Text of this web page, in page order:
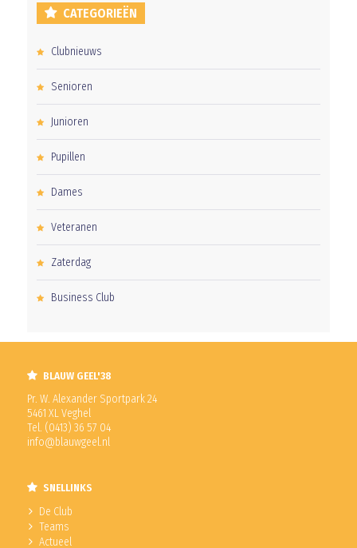
CATEGORIEËN
Clubnieuws
Senioren
Junioren
Pupillen
Dames
Veteranen
Zaterdag
Business Club
BLAUW GEEL'38
Pr. W. Alexander Sportpark 24
5461 XL Veghel
Tel. (0413) 36 57 04
info@blauwgeel.nl
SNELLINKS
De Club
Teams
Actueel